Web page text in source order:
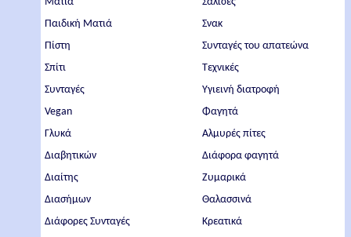
Παιδική Ματιά
Πίστη
Σπίτι
Συνταγές
Vegan
Γλυκά
Διαβητικών
Διαίτης
Διασήμων
Διάφορες Συνταγές
Σνακ
Συνταγές του απατεώνα
Τεχνικές
Υγιεινή διατροφή
Φαγητά
Αλμυρές πίτες
Διάφορα φαγητά
Ζυμαρικά
Θαλασσινά
Κρεατικά